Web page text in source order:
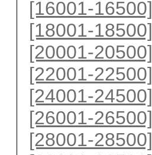
[16001-16500]
[18001-18500]
[20001-20500]
[22001-22500]
[24001-24500]
[26001-26500]
[28001-28500]